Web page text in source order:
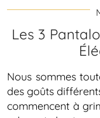
Les 3
Nous sommes
des goûts
commencent à